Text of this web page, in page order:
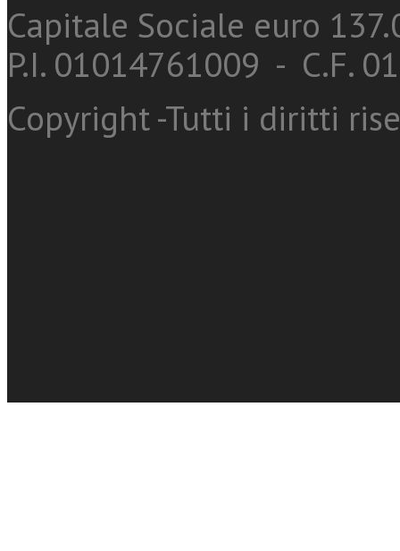
Capitale Sociale euro
P.I. 01014761009 - C.F.
Copyright -Tutti i diritti